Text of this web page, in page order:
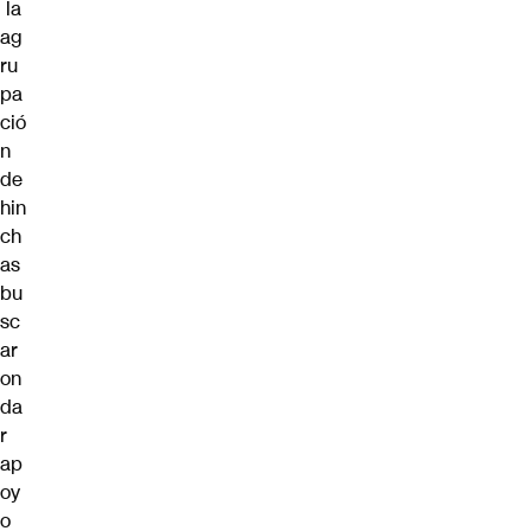
la
ag
ru
pa
ció
n
de
hin
ch
as
bu
sc
ar
on
da
r
ap
oy
o